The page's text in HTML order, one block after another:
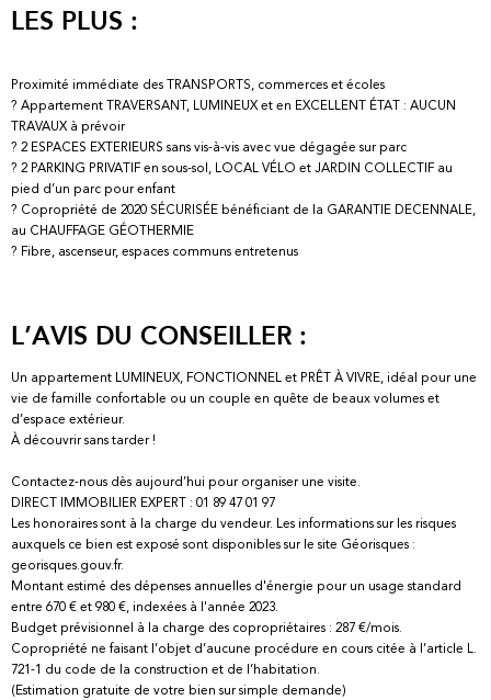
LES PLUS :
Proximité immédiate des TRANSPORTS, commerces et écoles
? Appartement TRAVERSANT, LUMINEUX et en EXCELLENT ÉTAT : AUCUN
TRAVAUX à prévoir
? 2 ESPACES EXTERIEURS sans vis-à-vis avec vue dégagée sur parc
? 2 PARKING PRIVATIF en sous-sol, LOCAL VÉLO et JARDIN COLLECTIF au
pied d’un parc pour enfant
? Copropriété de 2020 SÉCURISÉE bénéficiant de la GARANTIE DECENNALE,
au CHAUFFAGE GÉOTHERMIE
? Fibre, ascenseur, espaces communs entretenus
L’AVIS DU CONSEILLER :
Un appartement LUMINEUX, FONCTIONNEL et PRÊT À VIVRE, idéal pour une
vie de famille confortable ou un couple en quête de beaux volumes et
d’espace extérieur.
À découvrir sans tarder !
Contactez-nous dès aujourd’hui pour organiser une visite.
DIRECT IMMOBILIER EXPERT : 01 89 47 01 97
Les honoraires sont à la charge du vendeur. Les informations sur les risques
auxquels ce bien est exposé sont disponibles sur le site Géorisques :
georisques.gouv.fr.
Montant estimé des dépenses annuelles d'énergie pour un usage standard
entre 670 € et 980 €, indexées à l'année 2023.
Budget prévisionnel à la charge des copropriétaires : 287 €/mois.
Copropriété ne faisant l’objet d’aucune procédure en cours citée à l’article L.
721-1 du code de la construction et de l’habitation.
(Estimation gratuite de votre bien sur simple demande)